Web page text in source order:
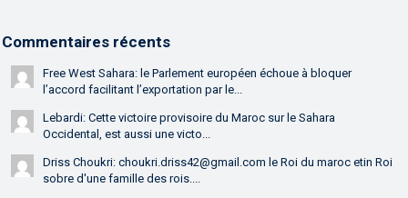
Commentaires récents
Free West Sahara: le Parlement européen échoue à bloquer
l’accord facilitant l’exportation par le...
Lebardi: Cette victoire provisoire du Maroc sur le Sahara
Occidental, est aussi une victo...
Driss Choukri: choukri.driss42@gmail.com le Roi du maroc etin Roi
sobre d'une famille des rois....